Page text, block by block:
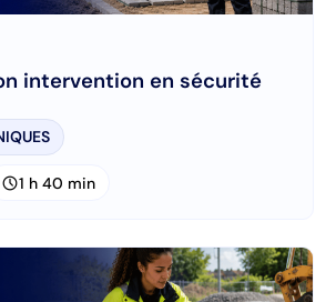
intervention en sécurité
schedule1 h 40 min